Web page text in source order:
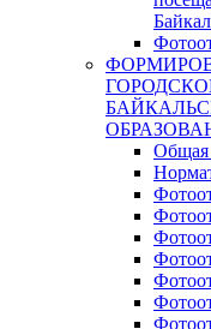
Общая